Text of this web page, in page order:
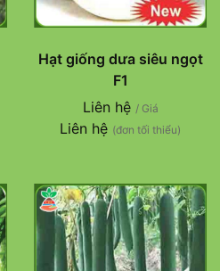
Hạt giống dưa siêu ngọt
F1
Liên hệ / Giá
Liên hệ (đơn tối thiểu)